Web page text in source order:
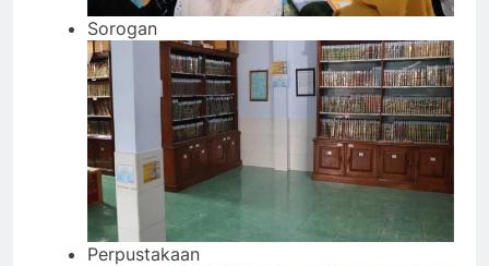
Sorogan
Perpustakaan